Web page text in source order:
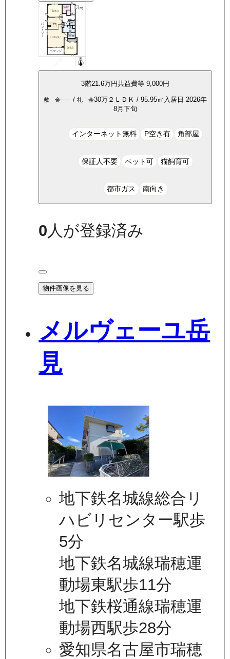
3階21.6万円共益費等 9,000円
敷 金----- / 礼 金30万 ２ＬＤＫ / 95.95㎡ 入居日 2026年
8月下旬
インターネット無料 P空き有 角部屋
保証人不要 ペット可 猫飼育可
都市ガス 南向き
0 人が登録済み
物件画像を見る
メルヴェーユ岳
見
地下鉄名城線総合リ
ハビリセンター駅歩
5分
地下鉄名城線瑞穂運
動場東駅歩11分
地下鉄桜通線瑞穂運
動場西駅歩28分
愛知県名古屋市瑞穂